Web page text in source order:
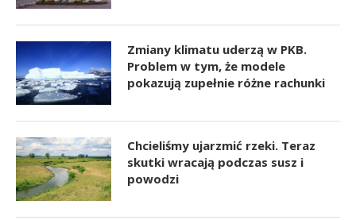
Zmiany klimatu uderzą w PKB.
Problem w tym, że modele
pokazują zupełnie różne rachunki
Chcieliśmy ujarzmić rzeki. Teraz
skutki wracają podczas susz i
powodzi